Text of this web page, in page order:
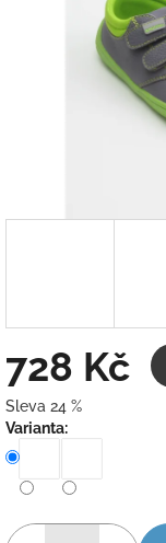
728 Kč
Sleva 24 %
Měrná
cena:
Varianta: